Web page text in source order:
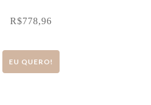
R$778,96
EU QUERO!